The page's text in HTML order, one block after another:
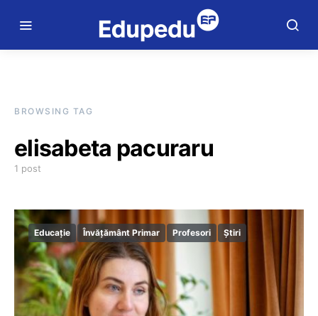
BROWSING TAG
elisabeta pacuraru
1 post
Educație Învățământ Primar Profesori Știri